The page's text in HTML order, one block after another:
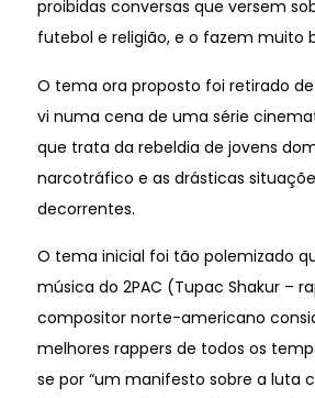
proibidas conversas que versem
futebol e religião, e o fazem muito
O tema ora proposto foi retirado
vi numa cena de uma série
que trata da rebeldia de jovens
narcotráfico e as drásticas
decorrentes.
O tema inicial foi tão polemizado
música do 2PAC (Tupac Shakur –
compositor norte-americano
melhores rappers de todos os
se por “um manifesto sobre a luta